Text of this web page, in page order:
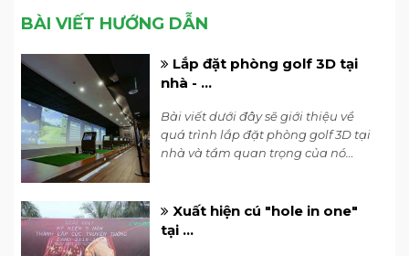
Các mẫugậy sắt TitleistT-Series 2023
bao gồm các mẫu gậy T100, T150, T200 và
T350. Ngoài thông báo về dòng gậy sắt T-
BÀI VIẾT HƯỚNG DẪN
Lắp đặt phòng golf 3D tại
nhà - ...
Bài viết dưới đây sẽ giới thiệu về
quá trình lắp đặt phòng golf 3D tại
nhà và tầm quan trọng của nó
Xuất hiện cú "hole in one"
tại ...